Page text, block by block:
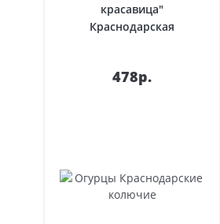
красавица"
Краснодарская
478р.